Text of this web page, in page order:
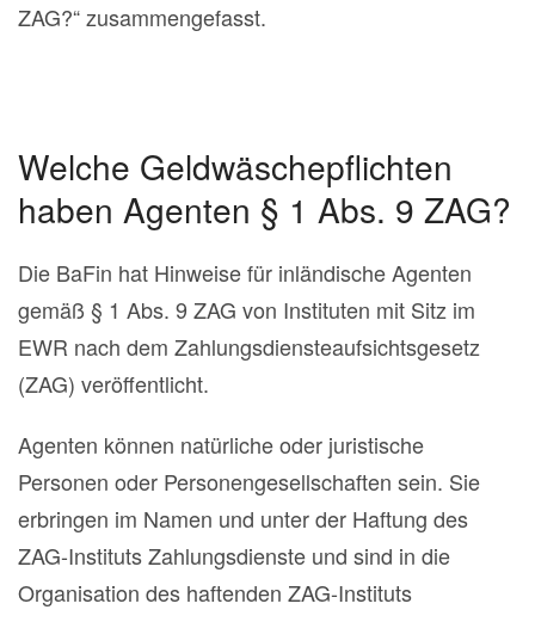
ZAG?“ zusammengefasst.
Welche Geldwäschepflichten
haben Agenten § 1 Abs. 9 ZAG?
Die BaFin hat Hinweise für inländische Agenten
gemäß § 1 Abs. 9 ZAG von Instituten mit Sitz im
EWR nach dem Zahlungsdiensteaufsichtsgesetz
(ZAG) veröffentlicht.
Agenten können natürliche oder juristische
Personen oder Personengesellschaften sein. Sie
erbringen im Namen und unter der Haftung des
ZAG-Instituts Zahlungsdienste und sind in die
Organisation des haftenden ZAG-Instituts